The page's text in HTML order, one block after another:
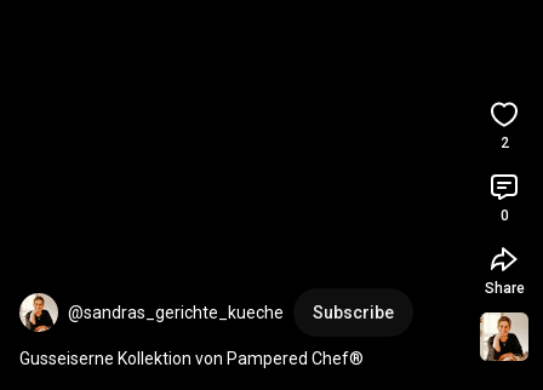
@sandras_gerichte_kueche Subscribe
Gusseiserne Kollektion von Pampered Chef®️
2
0
Share